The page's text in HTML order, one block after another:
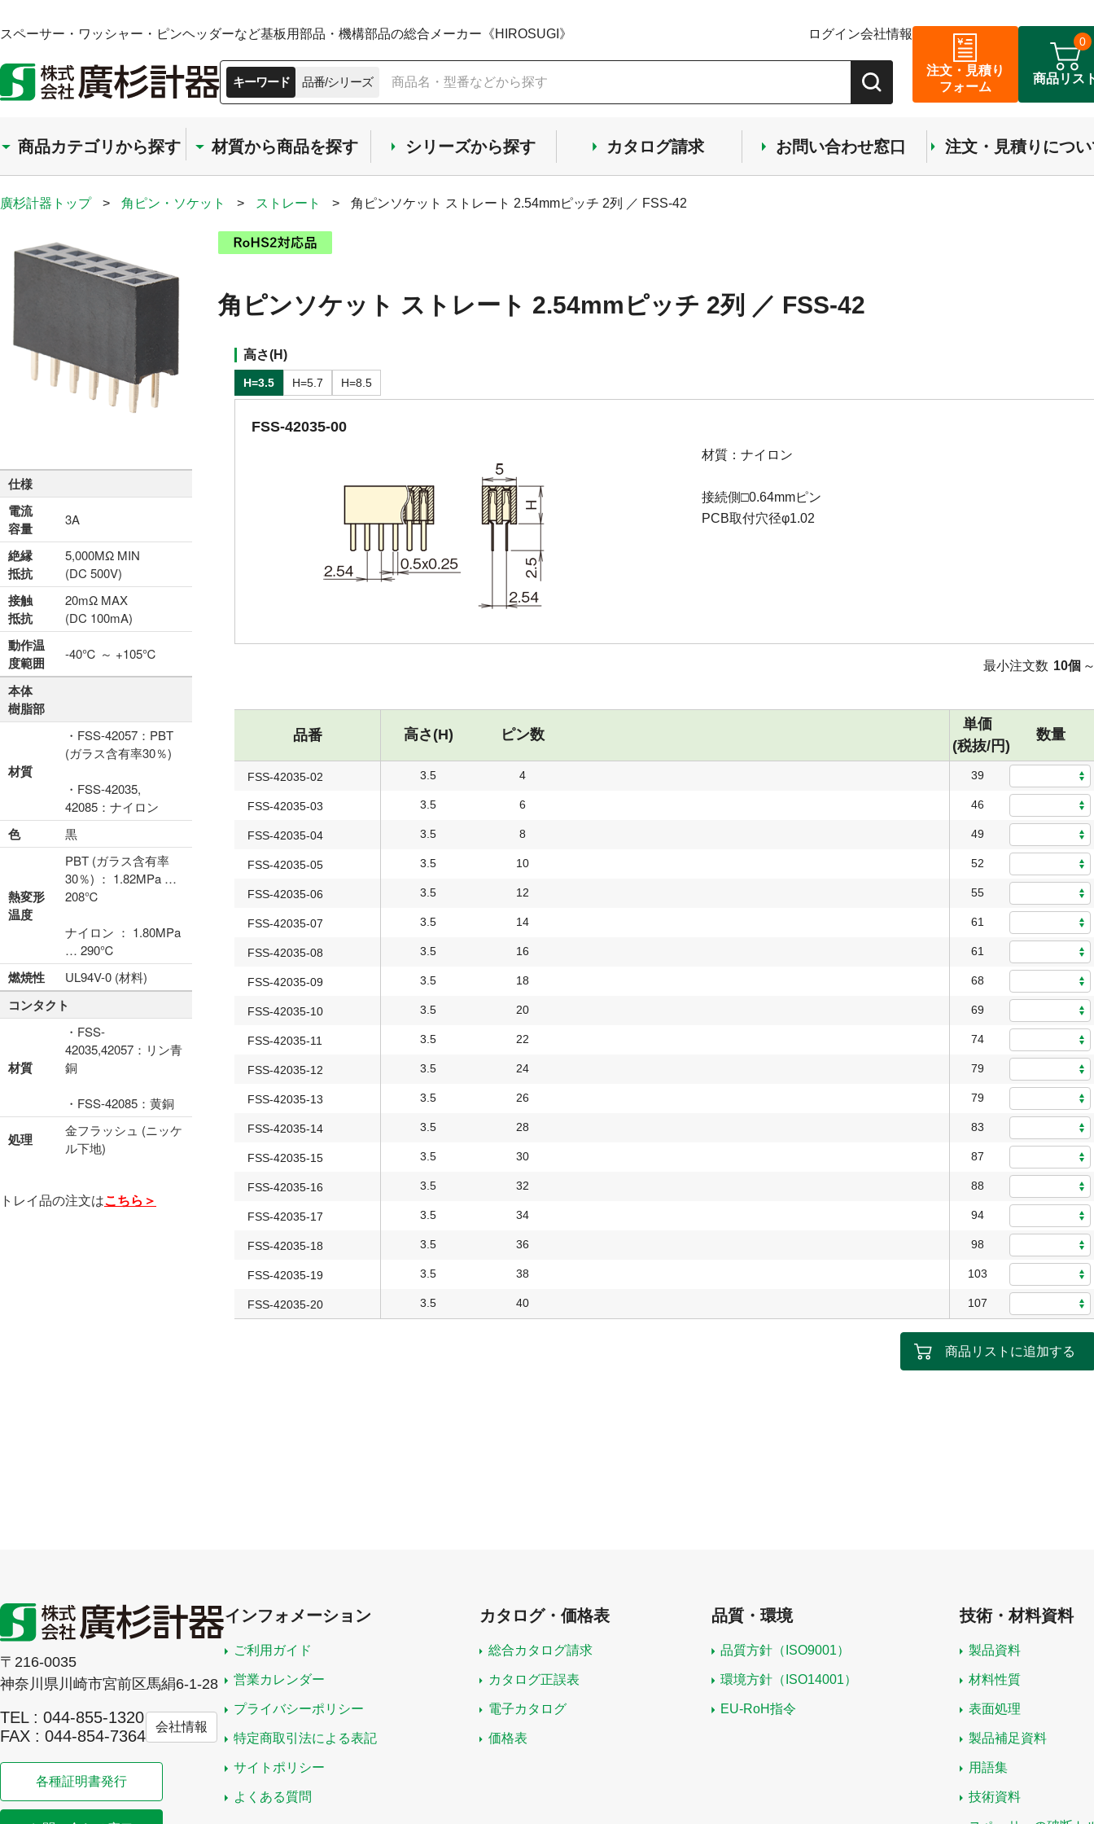
スペーサー・ワッシャー・ピンヘッダーなど基板用部品・機構部品の総合メーカー《HIROSUGI》 ログイン会社情報
キーワード 品番/シリーズ
注文・見積り
フォーム
商品リス
0
商品カテゴリから探す 材質から商品を探す シリーズから探す カタログ請求 お問い合わせ窓口 注文・見積りにつ
廣杉計器トップ > 角ピン・ソケット > ストレート > 角ピンソケット ストレート 2.54mmピッチ 2列 ／ FSS-42
仕様
電流
容量
3A
絶縁
抵抗
5,000MΩ MIN
(DC 500V)
接触
抵抗
20mΩ MAX
(DC 100mA)
動作温
度範囲
-40℃ ～ +105℃
本体
樹脂部
材質
・FSS-42057：PBT
(ガラス含有率30％)
・FSS-42035,
42085：ナイロン
色 黒
熱変形
温度
PBT (ガラス含有率
30％) ： 1.82MPa …
208℃
ナイロン ： 1.80MPa
… 290℃
燃焼性 UL94V-0 (材料)
コンタクト
材質
・FSS-
42035,42057：リン青
銅
・FSS-42085：黄銅
処理
金フラッシュ (ニッケ
ル下地)
トレイ品の注文はこちら＞
角ピンソケット ストレート 2.54mmピッチ 2列 ／ FSS-42
高さ(H)
H=3.5 H=5.7 H=8.5
FSS-42035-00
材質：ナイロン
接続側□0.64mmピン
PCB取付穴径φ1.02
最小注文数 10個
品番 高さ(H) ピン数
単価
(税抜/円)
数量
FSS-42035-02 3.5 4 39
FSS-42035-03 3.5 6 46
FSS-42035-04 3.5 8 49
FSS-42035-05 3.5 10 52
FSS-42035-06 3.5 12 55
FSS-42035-07 3.5 14 61
FSS-42035-08 3.5 16 61
FSS-42035-09 3.5 18 68
FSS-42035-10 3.5 20 69
FSS-42035-11 3.5 22 74
FSS-42035-12 3.5 24 79
FSS-42035-13 3.5 26 79
FSS-42035-14 3.5 28 83
FSS-42035-15 3.5 30 87
FSS-42035-16 3.5 32 88
FSS-42035-17 3.5 34 94
FSS-42035-18 3.5 36 98
FSS-42035-19 3.5 38 103
FSS-42035-20 3.5 40 107
商品リストに追加する
〒216-0035
神奈川県川崎市宮前区馬絹6-1-28
TEL : 044-855-1320
FAX : 044-854-7364
会社情報
各種証明書発行
インフォメーション
ご利用ガイド
営業カレンダー
プライバシーポリシー
特定商取引法による表記
サイトポリシー
よくある質問
カタログ・価格表
総合カタログ請求
カタログ正誤表
電子カタログ
価格表
品質・環境
品質方針（ISO9001）
環境方針（ISO14001）
EU-RoH指令
技術・材料資料
製品資料
材料性質
表面処理
製品補足資料
用語集
技術資料